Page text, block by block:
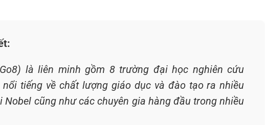
là liên minh gồm 8 trường đại học nghiên cứu
tiếng về chất lượng giáo dục và đào tạo ra nhiều
Nobel cũng như các chuyên gia hàng đầu trong nhiều